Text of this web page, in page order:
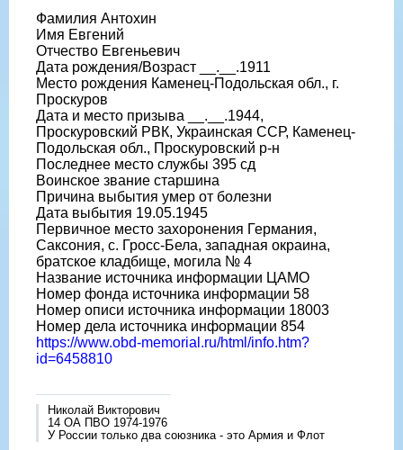
Фамилия Антохин
Имя Евгений
Отчество Евгеньевич
Дата рождения/Возраст __.__.1911
Место рождения Каменец-Подольская обл., г.
Проскуров
Дата и место призыва __.__.1944,
Проскуровский РВК, Украинская ССР, Каменец-
Подольская обл., Проскуровский р-н
Последнее место службы 395 сд
Воинское звание старшина
Причина выбытия умер от болезни
Дата выбытия 19.05.1945
Первичное место захоронения Германия,
Саксония, с. Гросс-Бела, западная окраина,
братское кладбище, могила № 4
Название источника информации ЦАМО
Номер фонда источника информации 58
Номер описи источника информации 18003
Номер дела источника информации 854
https://www.obd-memorial.ru/html/info.htm?
id=6458810
Николай Викторович
14 ОА ПВО 1974-1976
У России только два союзника - это Армия и Флот